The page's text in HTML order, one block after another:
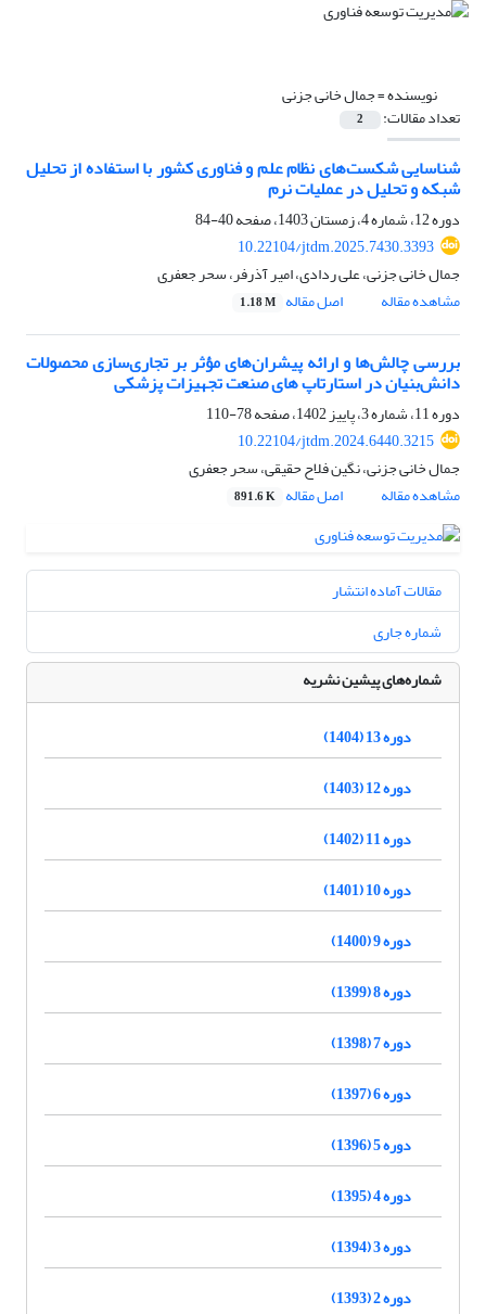
نویسنده =جمال خانی جزنی
تعداد مقالات: 2
شناسایی شکست‌های نظام علم و فناوری کشور با استفاده از تحلیل
شبکه و تحلیل در عملیات نرم
دوره 12، شماره 4، زمستان 1403، صفحه
40-84
10.22104/jtdm.2025.7430.3393
جمال خانی جزنی، علی ردادی، امیر آذرفر، سحر جعفری
مشاهده مقاله
اصل مقاله 1.18 M
بررسی چالش‌ها و ارائه پیشران‌های مؤثر بر تجاری‌سازی محصولات
دانش‌بنیان در استارتاپ های صنعت تجهیزات پزشکی
دوره 11، شماره 3، پاییز 1402، صفحه
78-110
10.22104/jtdm.2024.6440.3215
جمال خانی جزنی، نگین فلاح حقیقی، سحر جعفری
مشاهده مقاله
اصل مقاله 891.6 K
مقالات آماده انتشار
شماره جاری
شماره‌های پیشین نشریه
دوره 13 (1404)
دوره 12 (1403)
دوره 11 (1402)
دوره 10 (1401)
دوره 9 (1400)
دوره 8 (1399)
دوره 7 (1398)
دوره 6 (1397)
دوره 5 (1396)
دوره 4 (1395)
دوره 3 (1394)
دوره 2 (1393)